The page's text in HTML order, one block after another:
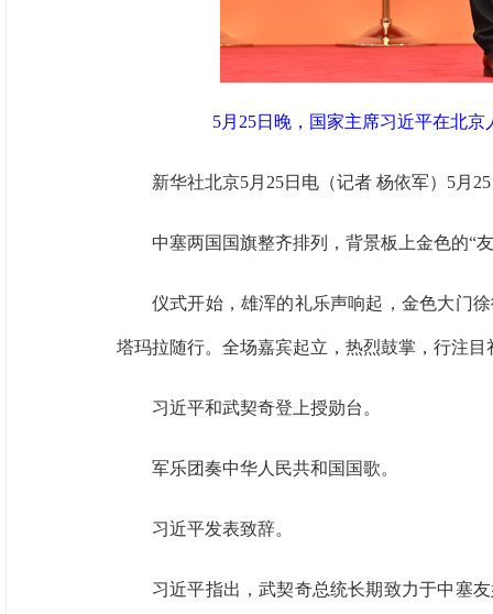
5月25日晚，国家主席习近平在北
新华社北京5月25日电（记者 杨依军）5月
中塞两国国旗整齐排列，背景板上金色的“
仪式开始，雄浑的礼乐声响起，金色大门
塔玛拉随行。全场嘉宾起立，热烈鼓掌，行注目
习近平和武契奇登上授勋台。
军乐团奏中华人民共和国国歌。
习近平发表致辞。
习近平指出，武契奇总统长期致力于中塞